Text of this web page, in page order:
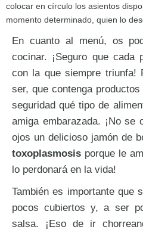
colocar en círculo los asientos
momento determinado, quien lo
En cuanto al menú, os
cocinar. ¡Seguro que cada
con la que siempre triunfa!
ser, que contenga
seguridad qué tipo de
amiga embarazada. ¡No se
ojos un delicioso jamón de
toxoplasmosis porque le
lo perdonará en la vida!
También es importante que
pocos cubiertos y, a ser
salsa. ¡Eso de ir